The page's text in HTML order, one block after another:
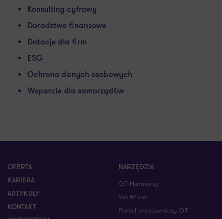
Konsulting cyfrowy
Doradztwo finansowe
Dotacje dla firm
ESG
Ochrona danych osobowych
Wsparcie dla samorządów
OFERTA
KARIERA
ARTYKUŁY
KONTAKT
NARZĘDZIA
GT Harmony
Workflow
Portal pracowniczy GT